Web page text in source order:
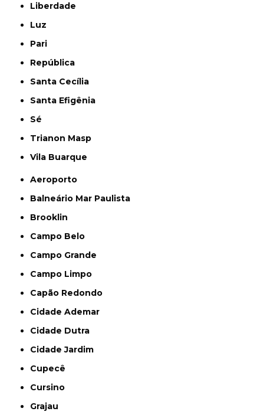
Liberdade
Luz
Pari
República
Santa Cecília
Santa Efigênia
Sé
Trianon Masp
Vila Buarque
Aeroporto
Balneário Mar Paulista
Brooklin
Campo Belo
Campo Grande
Campo Limpo
Capão Redondo
Cidade Ademar
Cidade Dutra
Cidade Jardim
Cupecê
Cursino
Grajau